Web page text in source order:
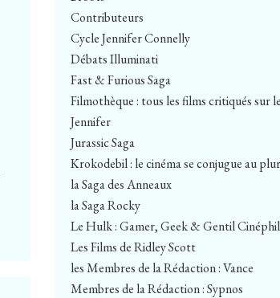
Contributeurs
Cycle Jennifer Connelly
Débats Illuminati
Fast & Furious Saga
Filmothèque : tous les films critiqués sur
Jennifer
Jurassic Saga
Krokodebil : le cinéma se conjugue au
la Saga des Anneaux
la Saga Rocky
Le Hulk : Gamer, Geek & Gentil
Les Films de Ridley Scott
les Membres de la Rédaction : Vance
Membres de la Rédaction : Sypnos